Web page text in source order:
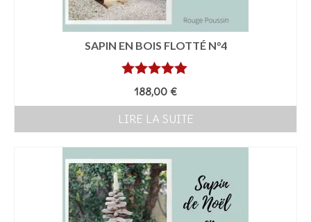
SAPIN EN BOIS FLOTTÉ N°4
Note5.00
sur 5
188,00 €
LIRE LA SUITE